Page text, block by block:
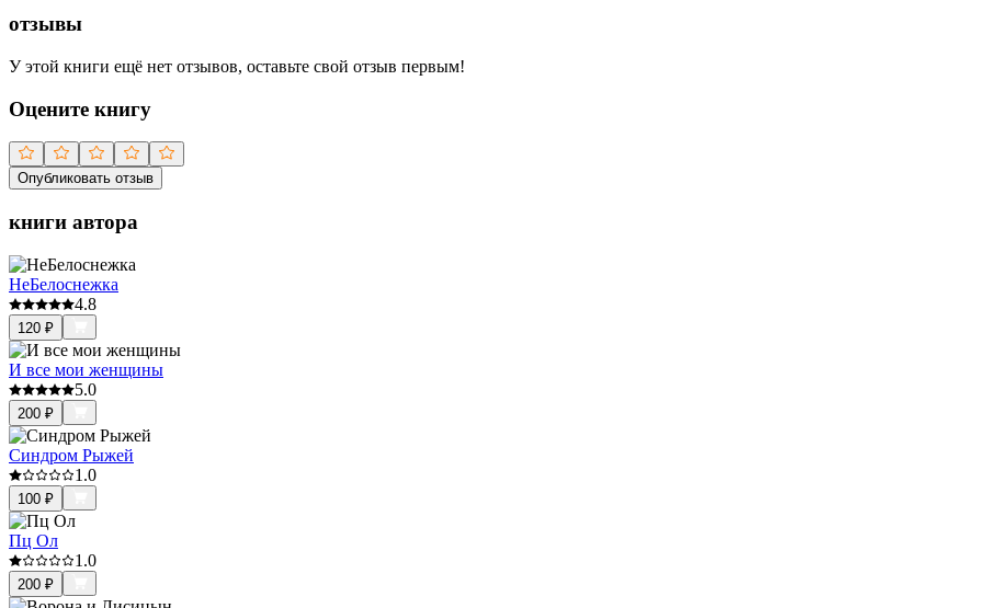
отзывы
У этой книги ещё нет отзывов, оставьте свой отзыв первым!
Оцените книгу
Опубликовать отзыв
книги автора
НеБелоснежка
4.8
120 ₽
И все мои женщины
5.0
200 ₽
Синдром Рыжей
1.0
100 ₽
Пц Ол
1.0
200 ₽